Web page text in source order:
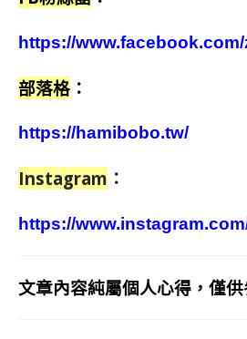
https://www.facebook.com/
部落格 ：
https://hamibobo.tw/
Instagram ：
https://
文章內容純屬個人心得，僅供